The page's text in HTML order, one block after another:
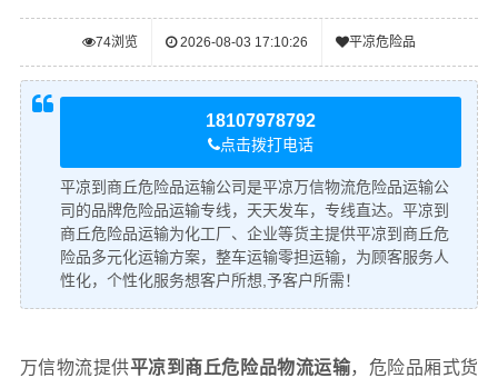
74浏览 2026-08-03 17:10:26 平凉危险品
18107978792
点击拨打电话
平凉到商丘危险品运输公司是平凉万信物流危险品运输公
司的品牌危险品运输专线，天天发车，专线直达。平凉到
商丘危险品运输为化工厂、企业等货主提供平凉到商丘危
险品多元化运输方案，整车运输零担运输，为顾客服务人
性化，个性化服务想客户所想,予客户所需！
万信物流提供平凉到商丘危险品物流运输，危险品厢式货